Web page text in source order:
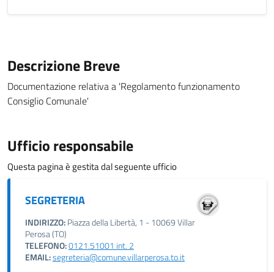
Descrizione Breve
Documentazione relativa a 'Regolamento funzionamento
Consiglio Comunale'
Ufficio responsabile
Questa pagina è gestita dal seguente ufficio
SEGRETERIA
INDIRIZZO:Piazza della Libertà, 1 - 10069 Villar
Perosa (TO)
TELEFONO:0121.51001 int. 2
EMAIL:segreteria@comune.villarperosa.to.it